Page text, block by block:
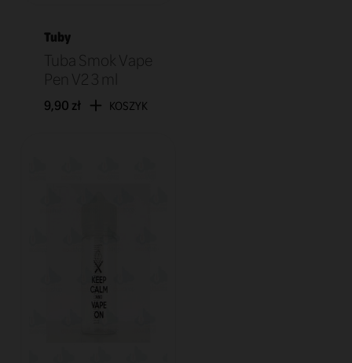
Tuby
Tuba Smok Vape
Pen V2 3 ml
9,90 zł KOSZYK